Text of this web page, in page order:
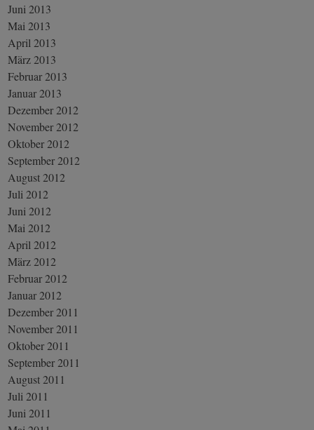
Juni 2013
Mai 2013
April 2013
März 2013
Februar 2013
Januar 2013
Dezember 2012
November 2012
Oktober 2012
September 2012
August 2012
Juli 2012
Juni 2012
Mai 2012
April 2012
März 2012
Februar 2012
Januar 2012
Dezember 2011
November 2011
Oktober 2011
September 2011
August 2011
Juli 2011
Juni 2011